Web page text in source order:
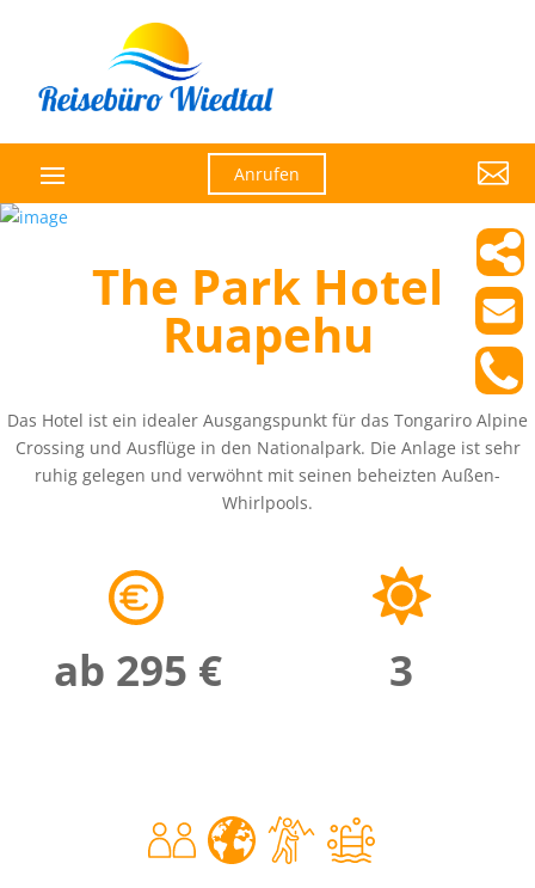
Anrufen 
The Park Hotel
Ruapehu
Das Hotel ist ein idealer Ausgangspunkt für das Tongariro Alpine
Crossing und Ausflüge in den Nationalpark. Die Anlage ist sehr
ruhig gelegen und verwöhnt mit seinen beheizten Außen-
Whirlpools.
ab 295 € 3